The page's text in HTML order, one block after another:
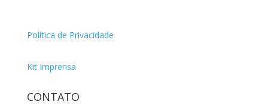
Política de Privacidade
Kit Imprensa
CONTATO